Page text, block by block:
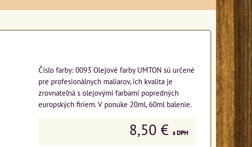
Číslo farby: 0093 Olejové farby UMTON sú určené
pre profesionálnych maliarov, ich kvalita je
zrovnateľná s olejovými farbami popredných
europských firiem. V ponuke 20ml, 60ml balenie.
8,50 € s DPH